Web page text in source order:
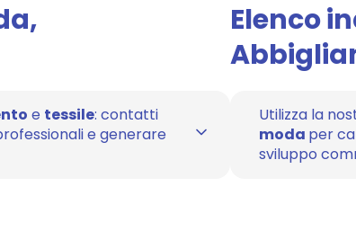
e tessile: contatti
e generare
Elenco
Utilizza la
moda per
sviluppo